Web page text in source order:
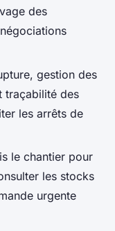
des
gestion des
traçabilité des
les arrêts de
le chantier pour
les stocks
urgente